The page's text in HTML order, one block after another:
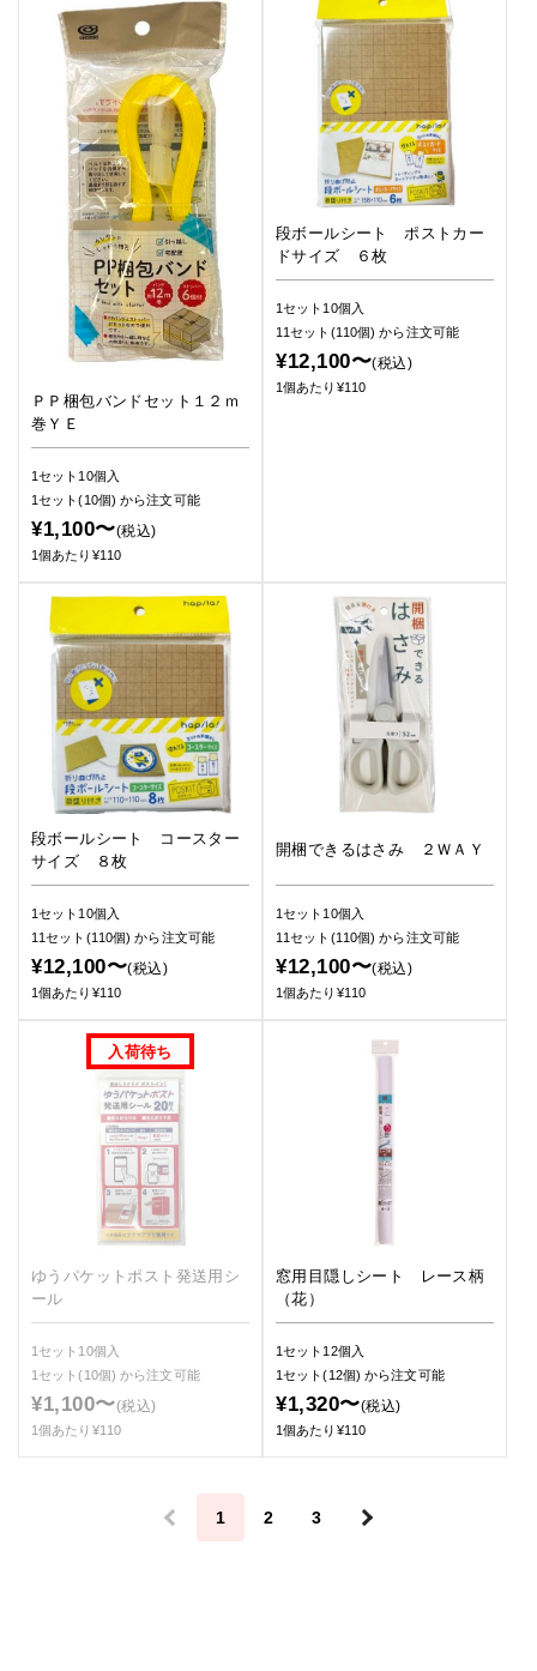
ＰＰ梱包バンドセット１２ｍ
巻ＹＥ
1セット10個入
1セット(10個)から注文可能
¥1,100〜(税込)
1個あたり¥110
段ボールシート ポストカー
ドサイズ ６枚
1セット10個入
11セット(110個)から注文可能
¥12,100〜(税込)
1個あたり¥110
段ボールシート コースター
サイズ ８枚
1セット10個入
11セット(110個)から注文可能
¥12,100〜(税込)
1個あたり¥110
開梱できるはさみ ２ＷＡＹ
1セット10個入
11セット(110個)から注文可能
¥12,100〜(税込)
1個あたり¥110
ゆうパケットポスト発送用シ
ール
1セット10個入
1セット(10個)から注文可能
¥1,100〜(税込)
1個あたり¥110
窓用目隠しシート レース柄
（花）
1セット12個入
1セット(12個)から注文可能
¥1,320〜(税込)
1個あたり¥110
＜ 1 2 3 ＞